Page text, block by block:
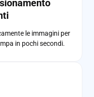
le immagini per
in pochi secondi.